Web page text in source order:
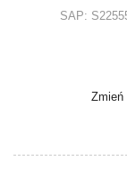
SAP:
Zmień